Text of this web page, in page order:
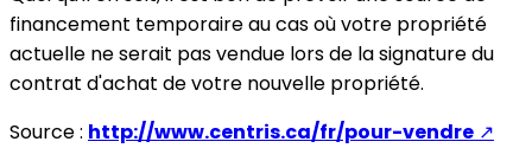
financement temporaire au cas où votre propriété
actuelle ne serait pas vendue lors de la signature du
contrat d'achat de votre nouvelle propriété.
Source : http://www.centris.ca/fr/pour-vendre ↗